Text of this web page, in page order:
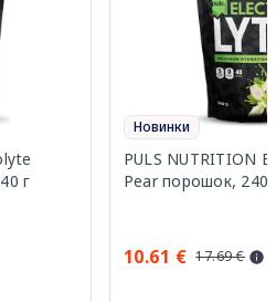
г
Новинки
PULS NUTRITION
Pear порошок, 240
10.61 € 17.69 €